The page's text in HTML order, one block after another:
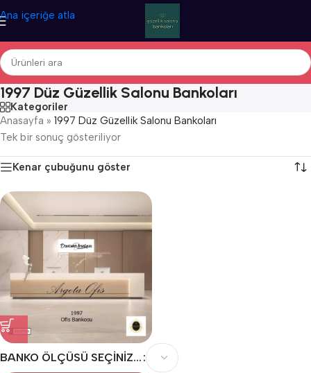
Ana içeriğe atla
1997 Düz Güzellik Salonu Bankoları
Kategoriler
Anasayfa » 1997 Düz Güzellik Salonu Bankoları
Tek bir sonuç gösteriliyor
Kenar çubuğunu göster
BANKO ÖLÇÜSÜ SEÇINIZ...